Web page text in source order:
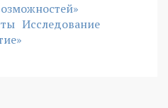
Исследование